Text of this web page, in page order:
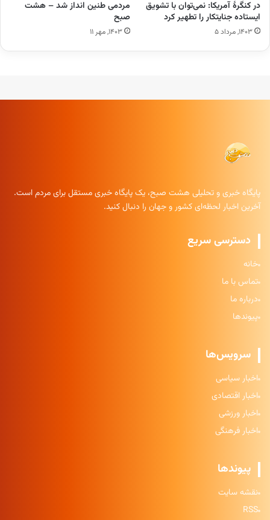
در کنگرهٔ آمریکا: نمی‌توان با تشویق
ایستاده جنایتکار را تطهیر کرد
۱۴۰۳, مرداد ۵
مردمی طنین انداز شد – هشت
صبح
۱۴۰۳, مهر ۱۱
پایگاه خبری و تحلیلی هشت صبح، یک پایگاه خبری مستقل برای مردم است.
آخرین اخبار لحظه‌ای کشور و جهان را دنبال کنید.
دسترسی سریع
خانه
تماس با ما
درباره ما
پیوندها
سرویس‌ها
اخبار سیاسی
اخبار اقتصادی
اخبار ورزشی
اخبار فرهنگی
پیوندها
نقشه سایت
RSS